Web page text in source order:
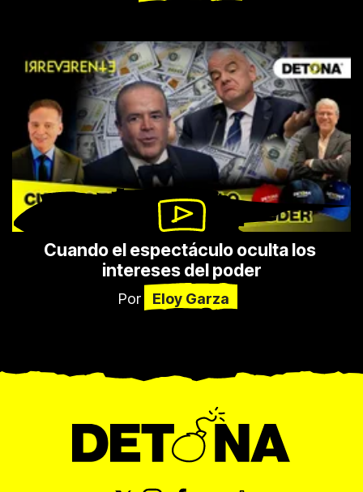
Cuando el espectáculo oculta los
intereses del poder
Por Eloy Garza